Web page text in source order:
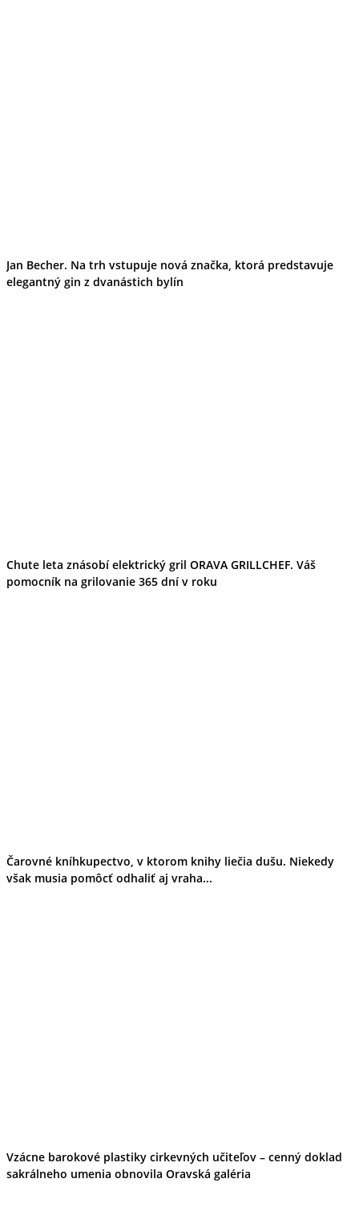
Jan Becher. Na trh vstupuje nová značka, ktorá predstavuje
elegantný gin z dvanástich bylín
Chute leta znásobí elektrický gril ORAVA GRILLCHEF. Váš
pomocník na grilovanie 365 dní v roku
Čarovné kníhkupectvo, v ktorom knihy liečia dušu. Niekedy
však musia pomôcť odhaliť aj vraha...
Vzácne barokové plastiky cirkevných učiteľov – cenný doklad
sakrálneho umenia obnovila Oravská galéria